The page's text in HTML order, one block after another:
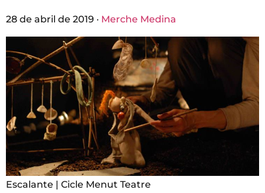
28 de abril de 2019 · Merche Medina
Escalante | Cicle Menut Teatre